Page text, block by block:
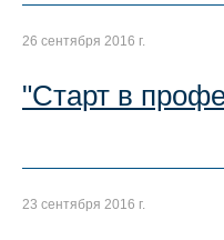
26 сентября 2016 г.
"Старт в
23 сентября 2016 г.